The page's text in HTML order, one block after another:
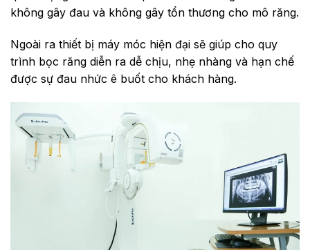
không gây đau và không gây tổn thương cho mô răng.
Ngoài ra thiết bị máy móc hiện đại sẽ giúp cho quy
trình bọc răng diễn ra dễ chịu, nhẹ nhàng và hạn chế
được sự đau nhức ê buốt cho khách hàng.